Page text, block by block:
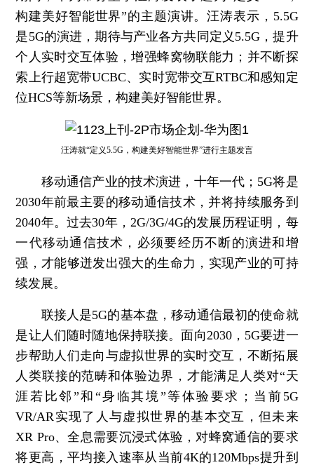
构建美好智能世界”的主题演讲。汪涛表示，5.5G
是5G的演进，期待与产业各方共同定义5.5G，提升
个人实时交互体验，增强蜂窝物联能力；并不断探
索上行超宽带UCBC、实时宽带交互RTBC和感知定
位HCS等新场景，构建美好智能世界。
汪涛就“定义5.5G，构建美好智能世界”进行主题发言
移动通信产业的技术演进，十年一代；5G将是
2030年前最主要的移动通信技术，并将持续服务到
2040年。过去30年，2G/3G/4G的发展历程证明，每
一代移动通信技术，必须要经历不断的演进和增
强，才能够迸发出强大的生命力，实现产业的可持
续发展。
联接人是5G的基本盘，移动通信最初的使命就
是让人们随时随地保持联接。面向2030，5G要进一
步帮助人们走向与虚拟世界的实时交互，不断拓展
人类联接的范畴和体验边界，才能满足人类对“天
涯若比邻”和“身临其境”等体验要求；当前5G
VR/AR实现了人与虚拟世界的基本交互，但未来
XR Pro、全息需要沉浸式体验，对蜂窝通信的要求
将更高，平均接入速率从当前4K的120Mbps提升到